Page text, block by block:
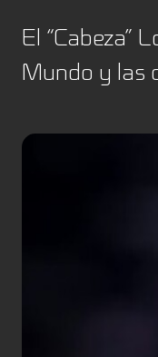
El “Cabeza”
Mundo y las